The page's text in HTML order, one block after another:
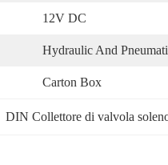
12V DC
Hydraulic And
Carton Box
DIN Collettore di valvola